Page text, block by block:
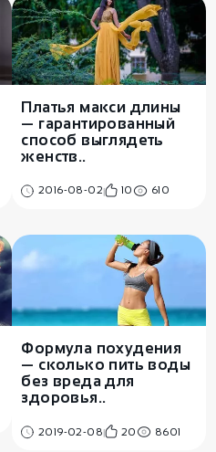
Платья макси длины
— гарантированный
способ выглядеть
женств..
2016-08-02 10 610
Формула похудения
— сколько пить воды
без вреда для
здоровья..
2019-02-08 20 8601